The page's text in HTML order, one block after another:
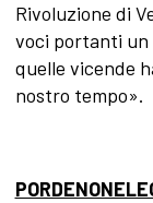
Rivoluzione di
voci portanti un
quelle vicende
nostro tempo».